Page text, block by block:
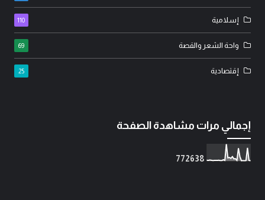
إسلامية 110
واحة الشعر والقصة 69
إقتصادية 25
إجمالي مرات مشاهدة الصفحة
772638